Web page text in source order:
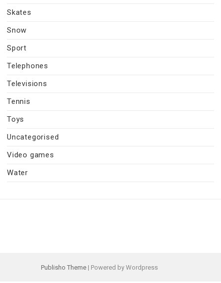
Skates
Snow
Sport
Telephones
Televisions
Tennis
Toys
Uncategorised
Video games
Water
Publisho Theme | Powered by Wordpress